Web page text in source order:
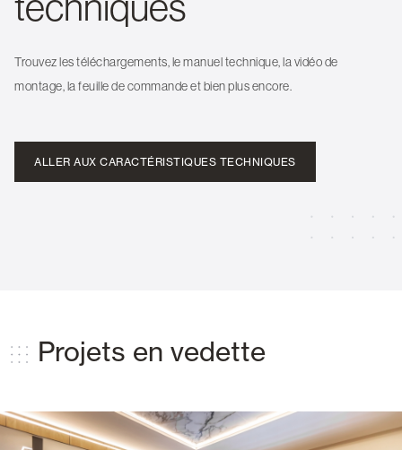
Trouvez les téléchargements, le manuel technique, la vidéo de
montage, la feuille de commande et bien plus encore.
ALLER AUX CARACTÉRISTIQUES TECHNIQUES
Projets en vedette